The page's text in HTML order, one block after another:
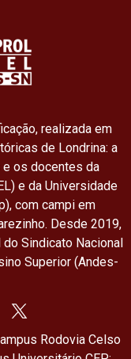
realizada em
de Londrina: a
e os docentes da
e da Universidade
com campi em
Desde 2019,
Sindicato Nacional
Superior (Andes-
Rodovia Celso